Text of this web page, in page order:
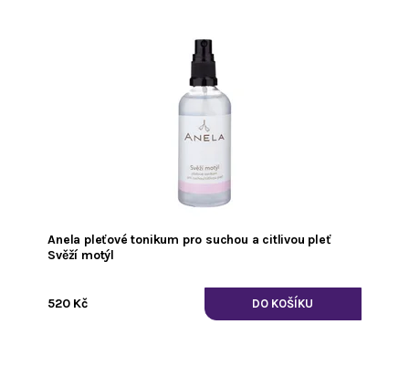
Anela pleťové tonikum pro suchou a citlivou pleť
Svěží motýl
520 Kč